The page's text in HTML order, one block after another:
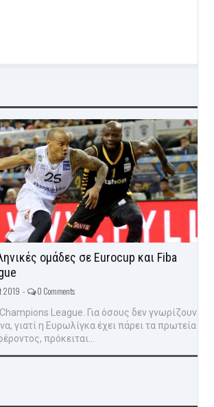
ομάδες σε Eurocup και Fiba
2019 - 0 Comments
League. Για όσους δεν γνωρίζουν
γιατί η Ευρωλίγκα έχει πάρει τα πρωτεία
πρόκειται...